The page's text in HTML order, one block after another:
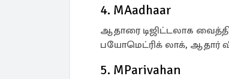
4. MAadhaar
ஆதாரை டிஜிட்டலாக
பயோமெட்ரிக் லாக், ஆதார்
5. MParivahan